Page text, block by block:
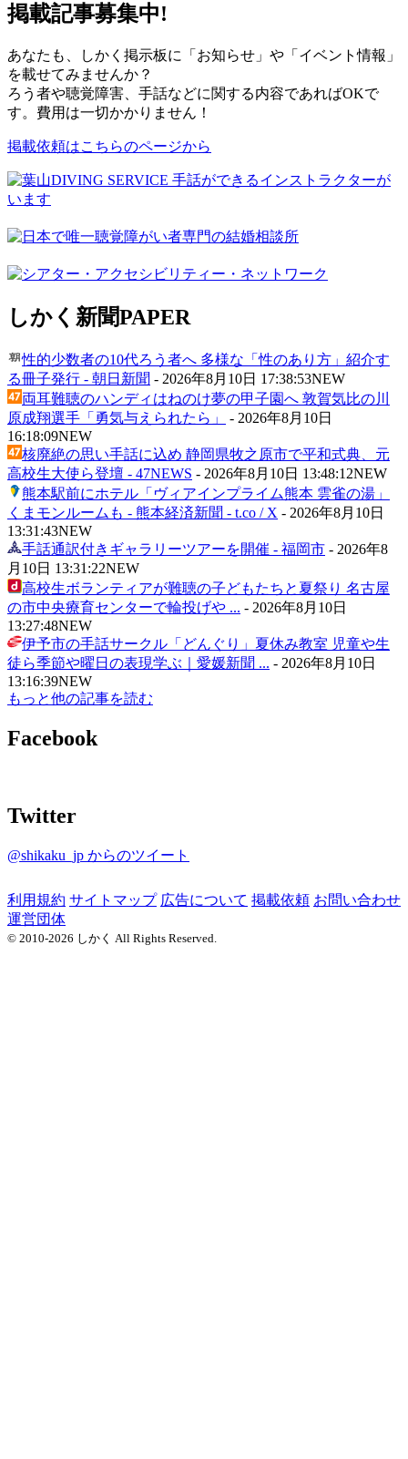
掲載記事募集中!
あなたも、しかく掲示板に「お知らせ」や「イベント情報」
を載せてみませんか？
ろう者や聴覚障害、手話などに関する内容であればOKで
す。費用は一切かかりません！
掲載依頼はこちらのページから
しかく新聞PAPER
性的少数者の10代ろう者へ 多様な「性のあり方」紹介す
る冊子発行 - 朝日新聞 - 2026年8月10日 17:38:53NEW
両耳難聴のハンディはねのけ夢の甲子園へ 敦賀気比の川
原成翔選手「勇気与えられたら」
- 2026年8月10日
16:18:09NEW
核廃絶の思い手話に込め 静岡県牧之原市で平和式典、元
高校生大使ら登壇 - 47NEWS - 2026年8月10日 13:48:12NEW
熊本駅前にホテル「ヴィアインプライム熊本 雲雀の湯」
くまモンルームも - 熊本経済新聞 - t.co / X - 2026年8月10日
13:31:43NEW
手話通訳付きギャラリーツアーを開催 - 福岡市 - 2026年8
月10日 13:31:22NEW
高校生ボランティアが難聴の子どもたちと夏祭り 名古屋
の市中央療育センターで輪投げや ... - 2026年8月10日
13:27:48NEW
伊予市の手話サークル「どんぐり」夏休み教室 児童や生
徒ら季節や曜日の表現学ぶ｜愛媛新聞 ... - 2026年8月10日
13:16:39NEW
もっと他の記事を読む
Facebook
Twitter
@shikaku_jp からのツイート
利用規約 サイトマップ 広告について 掲載依頼 お問い合わせ
運営団体
© 2010-2026 しかく All Rights Reserved.